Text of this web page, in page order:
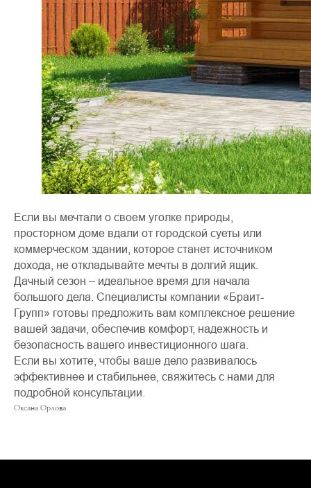
Если вы мечтали о своем уголке природы,
просторном доме вдали от городской суеты или
коммерческом здании, которое станет источником
дохода, не откладывайте мечты в долгий ящик.
Дачный сезон – идеальное время для начала
большого дела. Специалисты компании «Браит-
Групп» готовы предложить вам комплексное решение
вашей задачи, обеспечив комфорт, надежность и
безопасность вашего инвестиционного шага.
Если вы хотите, чтобы ваше дело развивалось
эффективнее и стабильнее, свяжитесь с нами для
подробной консультации.
Оксана Орлова